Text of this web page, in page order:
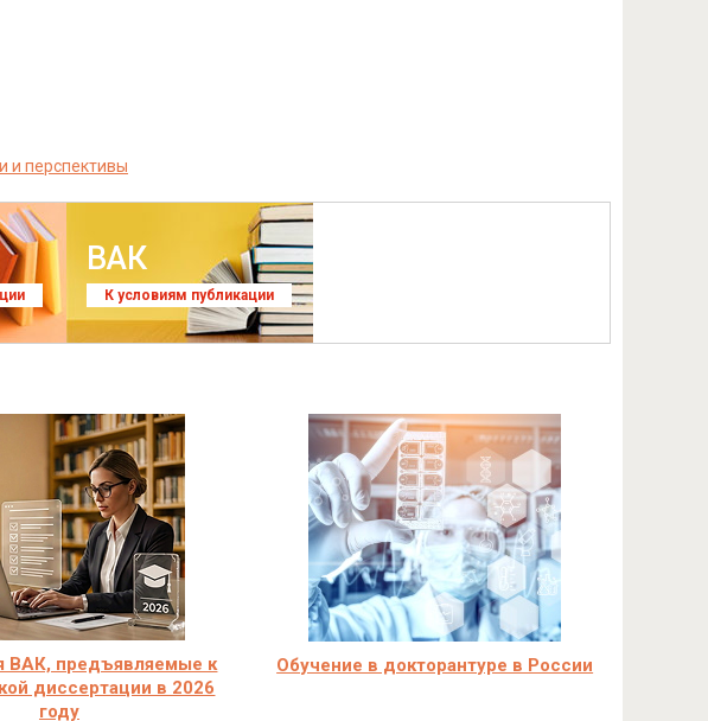
и перспективы
ВАК
К условиям публикации
ВАК, предъявляемые к
диссертации в 2026
году
Обучение в докторантуре в России